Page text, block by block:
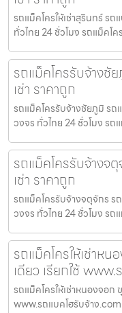
รถแม็คโครให้เช่าสุรินทร์ รถ
ทั่วไทย 24 ชั่วโมง รถแม็คโค
รถแม็คโครรับจ้างชั
เช่า ราคาถูก
รถแม็คโครรับจ้างชัยภูมิ รถ
วงจร ทั่วไทย 24 ชั่วโมง ร
รถแม็คโครรับจ้างจ
เช่า ราคาถูก
รถแม็คโครรับจ้างจตุจักร ร
วงจร ทั่วไทย 24 ชั่วโมง ร
รถแม็คโครให้เช่าห
เดียว เรียกใช้
รถแม็คโครให้เช่าหนองจอก
www.รถแบคโฮรับจ้าง